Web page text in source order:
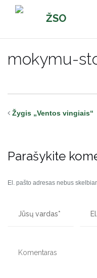
Pereiti
ŽSO
mokymu-
Žygis „Ventos vingiais“
Parašykite
El. pašto adresas nebus